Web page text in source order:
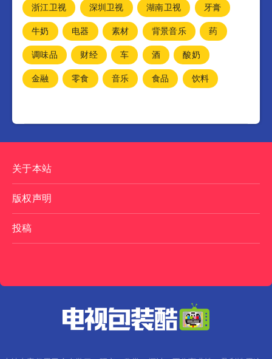
浙江卫视
深圳卫视 湖南卫视
牙膏
牛奶
电器 素材 背景音乐
药
调味品
财经 车 酒
酸奶
金融
零食 音乐 食品 饮料
关于本站
版权声明
投稿